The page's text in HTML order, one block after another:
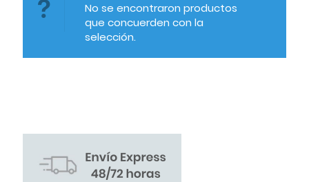
No se encontraron productos
que concuerden con la
selección.